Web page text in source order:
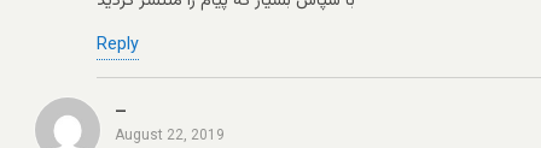
Reply
–
August 22, 2019